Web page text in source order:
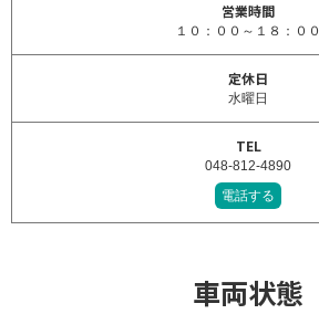
営業時間
１０：００～１８：００
定休日
水曜日
TEL
048-812-4890
電話する
車両状態